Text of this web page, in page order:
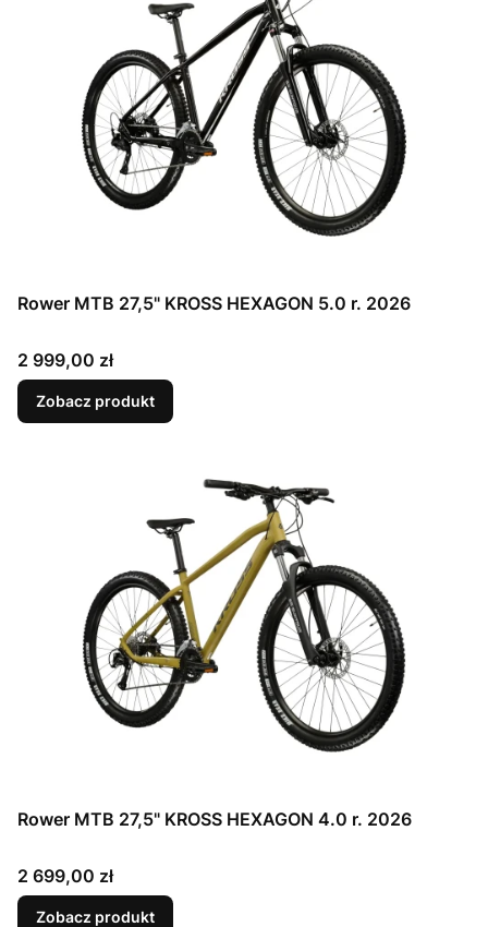
Rower MTB 27,5" KROSS HEXAGON 5.0 r. 2026
Cena
2 999,00 zł
Zobacz produkt
Rower MTB 27,5" KROSS HEXAGON 4.0 r. 2026
Cena
2 699,00 zł
Zobacz produkt